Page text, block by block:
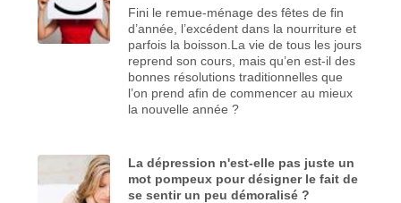
Fini le remue-ménage des fêtes de fin
d’année, l’excédent dans la nourriture et
parfois la boisson.La vie de tous les jours
reprend son cours, mais qu’en est-il des
bonnes résolutions traditionnelles que
l’on prend afin de commencer au mieux
la nouvelle année ?
La dépression n'est-elle pas juste un
mot pompeux pour désigner le fait de
se sentir un peu démoralisé ?